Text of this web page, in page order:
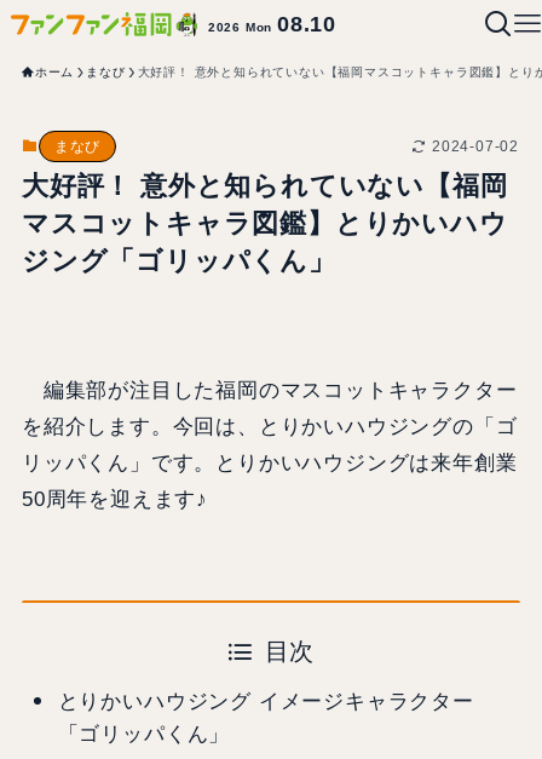
2026 Mon08.10
ホーム まなび 大好評！ 意外と知られていない【福岡マスコットキャラ図鑑】とり
まなび 2024-07-02
大好評！ 意外と知られていない【福岡
マスコットキャラ図鑑】とりかいハウ
ジング「ゴリッパくん」
編集部が注目した福岡のマスコットキャラクター
を紹介します。今回は、とりかいハウジングの「ゴ
リッパくん」です。とりかいハウジングは来年創業
50周年を迎えます♪
目次
とりかいハウジング イメージキャラクター
「ゴリッパくん」